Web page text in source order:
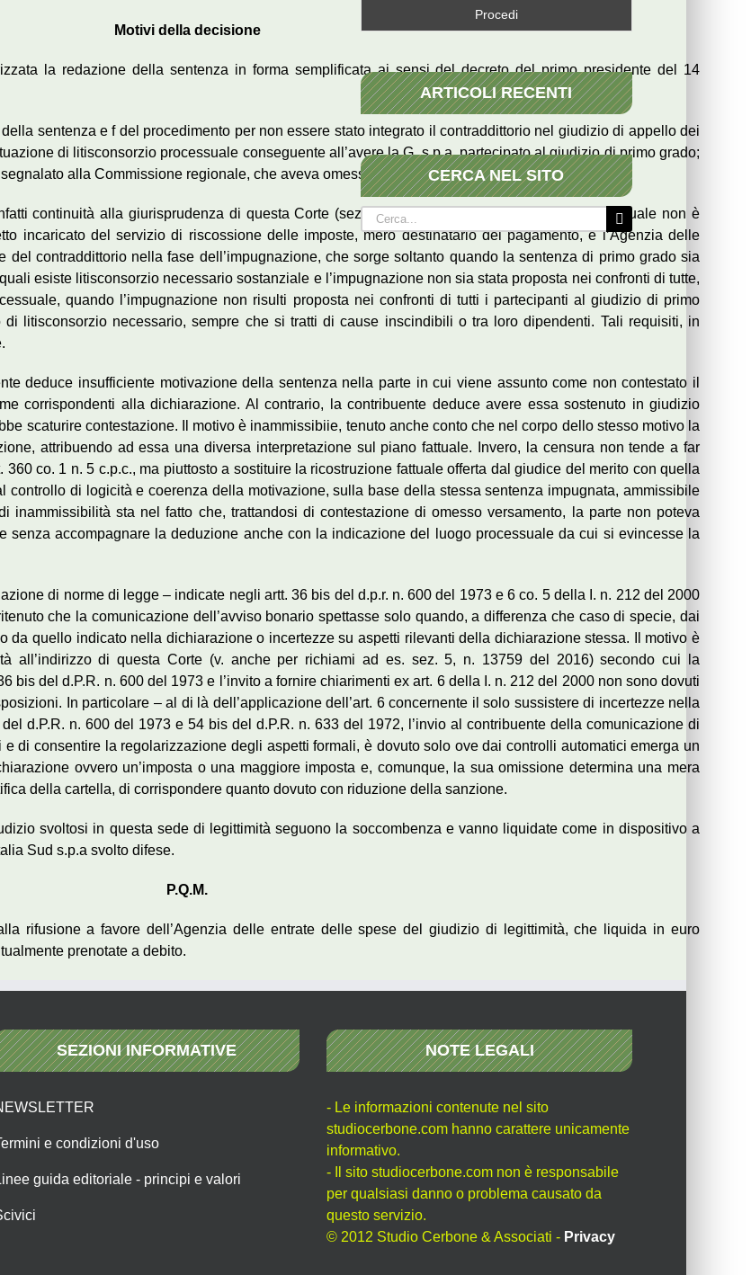
Motivi della decisione
la redazione della sentenza in forma semplificata ai sensi del decreto del primo presidente del 14
sentenza e f del procedimento per non essere stato integrato il contraddittorio nel giudizio di appello dei
di litisconsorzio processuale conseguente all’avere la G. s.p.a. partecipato al giudizio di primo grado;
alla Commissione regionale, che aveva omesso di pronunciarsi.
continuità alla giurisprudenza di questa Corte (sez. 6 – 5, n. 16813 del 2014) secondo la quale non è
incaricato del servizio di riscossione delle imposte, mero destinatario del pagamento, e l’Agenzia delle
contraddittorio nella fase dell’impugnazione, che sorge soltanto quando la sentenza di primo grado sia
esiste litisconsorzio necessario sostanziale e l’impugnazione non sia stata proposta nei confronti di tutte,
quando l’impugnazione non risulti proposta nei confronti di tutti i partecipanti al giudizio di primo
litisconsorzio necessario, sempre che si tratti di cause inscindibili o tra loro dipendenti. Tali requisiti, in
deduce insufficiente motivazione della sentenza nella parte in cui viene assunto come non contestato il
corrispondenti alla dichiarazione. Al contrario, la contribuente deduce avere essa sostenuto in giudizio
scaturire contestazione. Il motivo è inammissibiie, tenuto anche conto che nel corpo dello stesso motivo la
attribuendo ad essa una diversa interpretazione sul piano fattuale. Invero, la censura non tende a far
co. 1 n. 5 c.p.c., ma piuttosto a sostituire la ricostruzione fattuale offerta dal giudice del merito con quella
controllo di logicità e coerenza della motivazione, sulla base della stessa sentenza impugnata, ammissibile
inammissibilità sta nel fatto che, trattandosi di contestazione di omesso versamento, la parte non poteva
senza accompagnare la deduzione anche con la indicazione del luogo processuale da cui si evincesse la
di norme di legge – indicate negli artt. 36 bis del d.p.r. n. 600 del 1973 e 6 co. 5 della I. n. 212 del 2000
che la comunicazione dell’avviso bonario spettasse solo quando, a differenza che caso di specie, dai
da quello indicato nella dichiarazione o incertezze su aspetti rilevanti della dichiarazione stessa. Il motivo è
all’indirizzo di questa Corte (v. anche per richiami ad es. sez. 5, n. 13759 del 2016) secondo cui la
bis del d.P.R. n. 600 del 1973 e l’invito a fornire chiarimenti ex art. 6 della I. n. 212 del 2000 non sono dovuti
In particolare – al di là dell’applicazione dell’art. 6 concernente il solo sussistere di incertezze nella
d.P.R. n. 600 del 1973 e 54 bis del d.P.R. n. 633 del 1972, l’invio al contribuente della comunicazione di
di consentire la regolarizzazione degli aspetti formali, è dovuto solo ove dai controlli automatici emerga un
ovvero un’imposta o una maggiore imposta e, comunque, la sua omissione determina una mera
della cartella, di corrispondere quanto dovuto con riduzione della sanzione.
svoltosi in questa sede di legittimità seguono la soccombenza e vanno liquidate come in dispositivo a
Sud s.p.a svolto difese.
P.Q.M.
rifusione a favore dell’Agenzia delle entrate delle spese del giudizio di legittimità, che liquida in euro
prenotate a debito.
ARTICOLI RECENTI
CERCA NEL SITO
Cerca
per:
SEZIONI INFORMATIVE
e condizioni d'uso
guida editoriale - principi e valori
NOTE LEGALI
- Le informazioni contenute nel sito
studiocerbone.com hanno carattere unicamente
informativo.
- Il sito studiocerbone.com non è responsabile
per qualsiasi danno o problema causato da
questo servizio.
© 2012 Studio Cerbone & Associati - Privacy